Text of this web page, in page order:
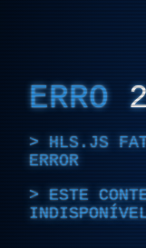
ERRO
HLS.JS
ERROR
ESTE